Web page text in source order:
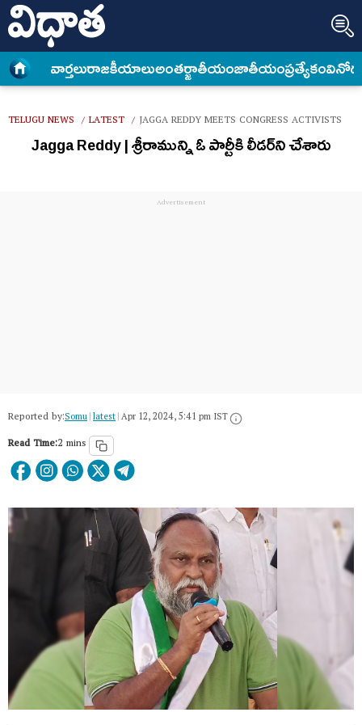
వార్త‌లురాజకీయాలుఅంత‌ర్జాతీయంజాతీయంప్రత్యేకం
TELUGU NEWS / LATEST / JAGGA REDDY MEETS CONGRESS ACTIVISTS
Jagga Reddy | శ్రీరామున్ని ఓ పార్టీకి లీడర్‌ని చేశారు
Reported by:Somu|latest|Apr 12, 2024, 5:41 pm IST
Read Time:2 mins